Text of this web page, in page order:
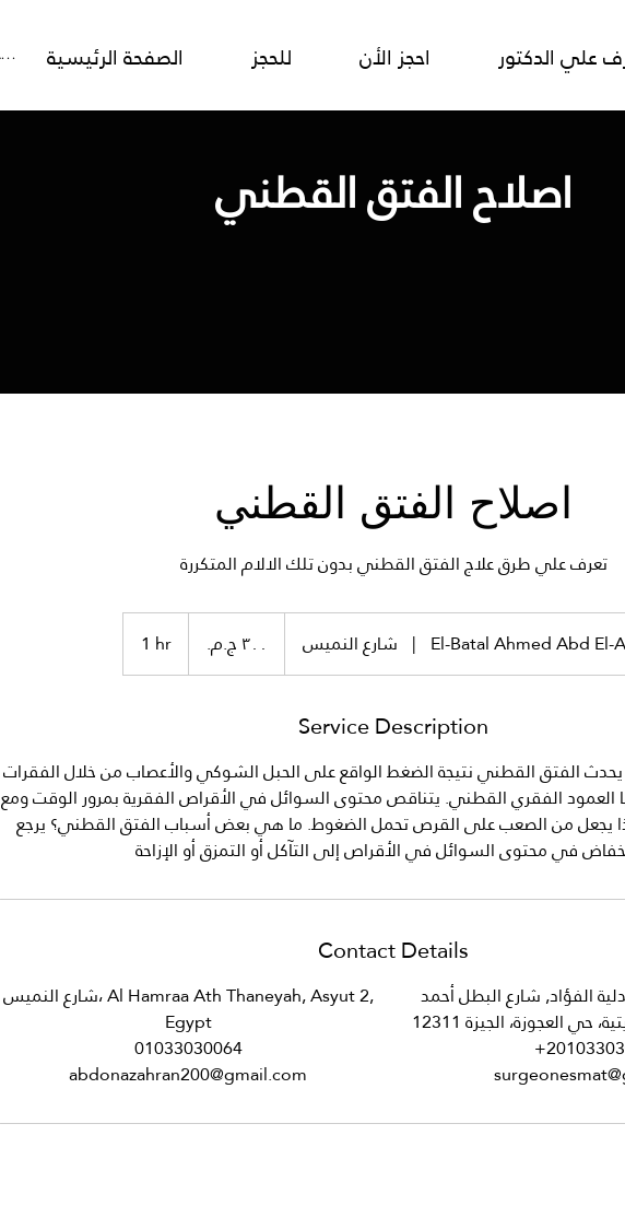
اصلاح الفتق القطني
اصلاح الفتق القطني
تعرف علي طرق علاج الفتق القطني بدون تلك الالام المتكررة
1 hr
h
مصري
شارع النميس | El-Batal Ahmed Abd El-
Service Description
الفتق القطني نتيجة الضغط الواقع على الحبل الشوكي والأعصاب من خلال الفقرات
العمود الفقري القطني. يتناقص محتوى السوائل في الأقراص الفقرية بمرور الوقت ومع
يجعل من الصعب على القرص تحمل الضغوط. ما هي بعض أسباب الفتق القطني؟ يرجع
Contact Details
شارع النميس، Al Hamraa Ath Thaneyah, Asyut 2,
Egypt
01033030064
abdonazahran200@gmail.com
الفؤاد, شارع البطل أحمد
الصفحة الرئيسية للحجز احجز الأن علي الدكتور